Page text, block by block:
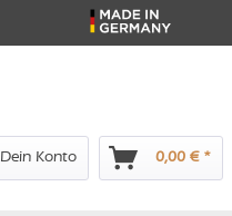
Dein Konto 0,00 € *